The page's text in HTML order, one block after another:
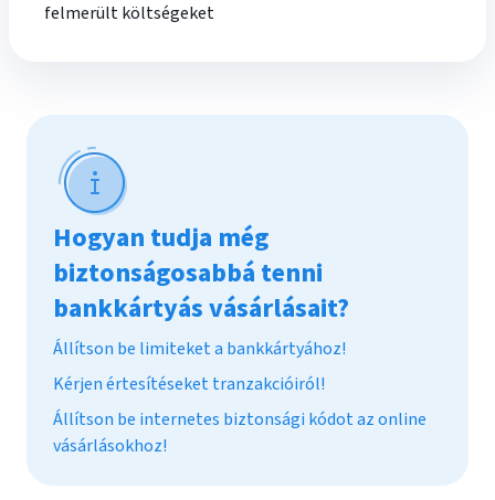
felmerült költségeket
Hogyan tudja még
biztonságosabbá tenni
bankkártyás vásárlásait?
Állítson be limiteket a bankkártyához!
Kérjen értesítéseket tranzakcióiról!
Állítson be internetes biztonsági kódot az online
vásárlásokhoz!